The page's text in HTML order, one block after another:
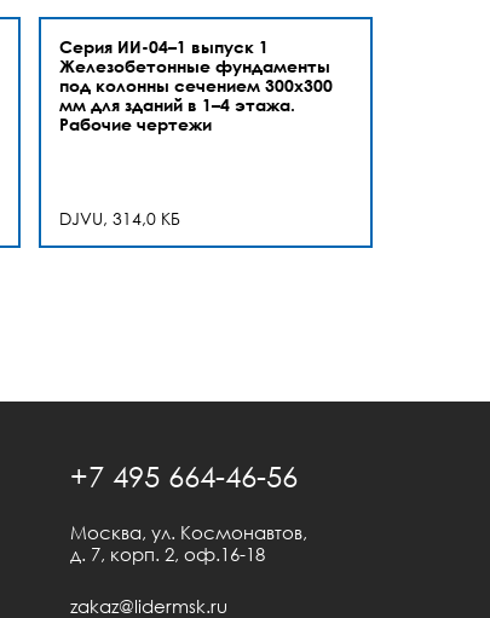
Серия ИИ-04–1 выпуск 1
Железобетонные фундаменты
под колонны сечением 300х300
мм для зданий в 1–4 этажа.
Рабочие чертежи
DJVU, 314,0 КБ
+7 495 664-46-56
Москва, ул. Космонавтов,
д. 7, корп. 2, оф.16-18
zakaz@lidermsk.ru